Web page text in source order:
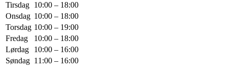
Tirsdag 10:00 – 18:00
Onsdag 10:00 – 18:00
Torsdag 10:00 – 19:00
Fredag
10:00 – 18:00
Lørdag
10:00 – 16:00
Søndag 11:00 – 16:00